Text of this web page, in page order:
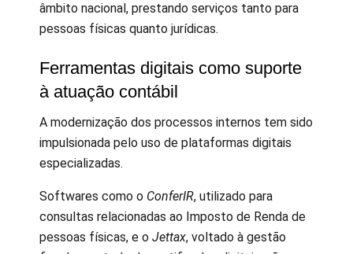
âmbito nacional, prestando serviços tanto para
pessoas físicas quanto jurídicas.
Ferramentas digitais como suporte
à atuação contábil
A modernização dos processos internos tem sido
impulsionada pelo uso de plataformas digitais
especializadas.
Softwares como o ConferIR, utilizado para
consultas relacionadas ao Imposto de Renda de
pessoas físicas, e o Jettax, voltado à gestão